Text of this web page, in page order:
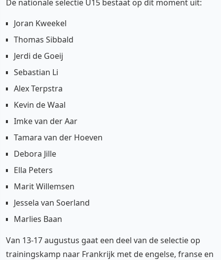
De nationale selectie U15 bestaat op dit moment uit:
Joran Kweekel
Thomas Sibbald
Jerdi de Goeij
Sebastian Li
Alex Terpstra
Kevin de Waal
Imke van der Aar
Tamara van der Hoeven
Debora Jille
Ella Peters
Marit Willemsen
Jessela van Soerland
Marlies Baan
Van 13-17 augustus gaat een deel van de selectie op
trainingskamp naar Frankrijk met de engelse, franse en